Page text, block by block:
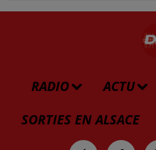
RADIO ACTU
SORTIES EN ALSACE